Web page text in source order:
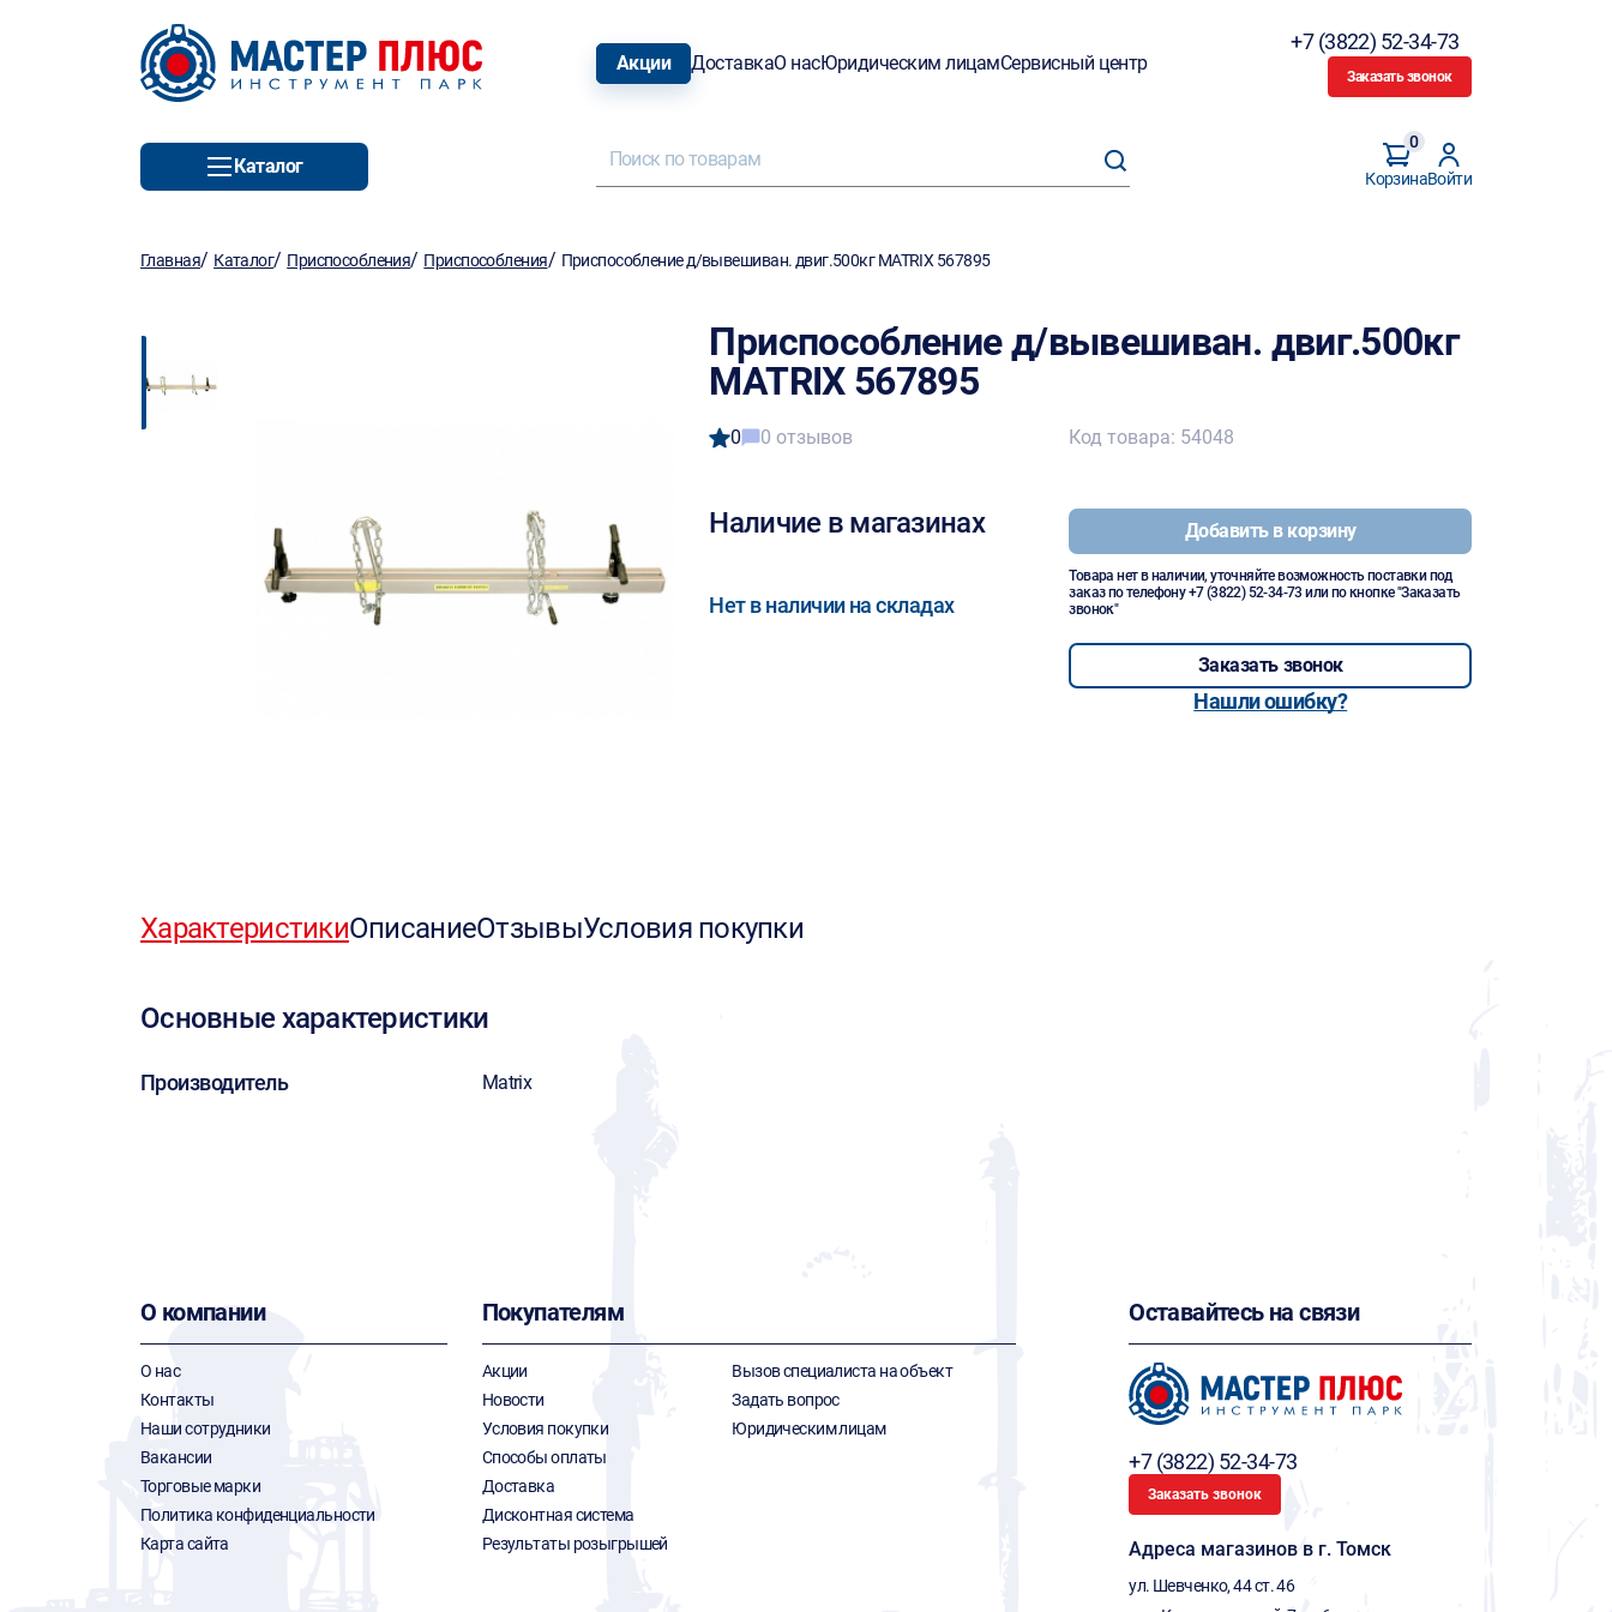
Акции ДоставкаО насЮридическим лицамСервисный центр
+7 (3822) 52-34-73
Заказать звонок
Каталог
Корзина
0
Войти
Главная/ Каталог/ Приспособления/ Приспособления/ Приспособление д/вывешиван. двиг.500кг MATRIX 567895
Приспособление д/вывешиван. двиг.500кг
MATRIX 567895
0 0 отзывов
Наличие в магазинах
Нет в наличии на складах
Код товара: 54048
Добавить в корзину
Товара нет в наличии, уточняйте возможность поставки под
заказ по телефону+7 (3822) 52-34-73 или по кнопке "Заказать
звонок"
Заказать звонок
Нашли ошибку?
ХарактеристикиОписаниеОтзывыУсловия покупки
Основные характеристики
Производитель Matrix
О компании
О нас
Контакты
Наши сотрудники
Вакансии
Торговые марки
Политика конфиденциальности
Карта сайта
Покупателям
Акции
Новости
Условия покупки
Способы оплаты
Доставка
Дисконтная система
Результаты розыгрышей
Вызов специалиста на объект
Задать вопрос
Юридическим лицам
Оставайтесь на связи
+7 (3822) 52-34-73
Заказать звонок
Адреса магазинов в г. Томск
ул. Шевченко, 44 ст. 46